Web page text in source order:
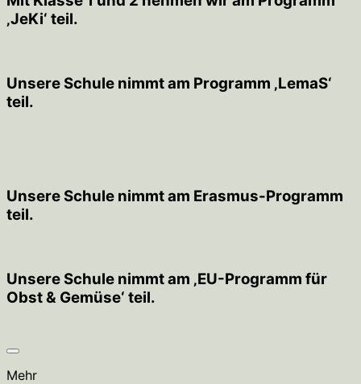
‚JeKi‘ teil.
Unsere Schule nimmt am Programm ‚LemaS‘
teil.
Unsere Schule nimmt am Erasmus-Programm
teil.
Unsere Schule nimmt am ‚EU-Programm für
Obst & Gemüse‘ teil.
Mehr